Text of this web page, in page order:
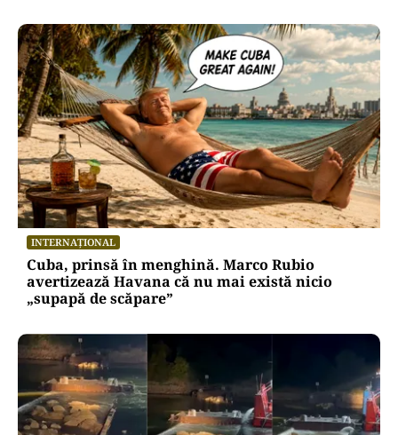
INTERNAȚIONAL
Cuba, prinsă în menghină. Marco Rubio
avertizează Havana că nu mai există nicio
„supapă de scăpare”